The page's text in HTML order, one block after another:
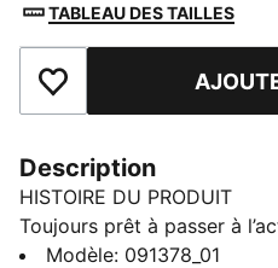
TABLEAU DES TAILLES
Ajouter aux favoris
Description
HISTOIRE DU PRODUIT
Toujours prêt à passer à
polyvalent est idéal pour
Modèle: 091378_01